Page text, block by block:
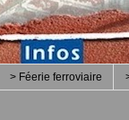
> Féerie ferroviaire